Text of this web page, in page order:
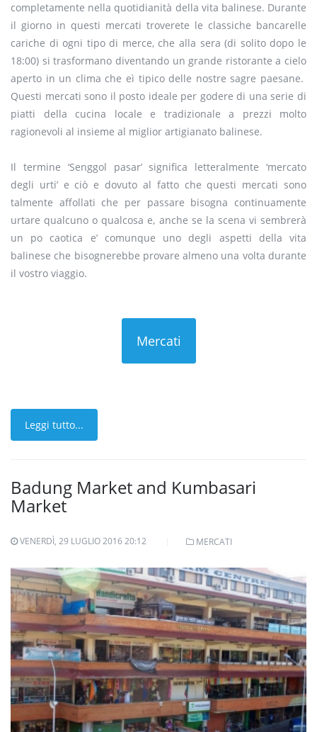
completamente nella quotidianità della vita balinese. Durante
il giorno in questi mercati troverete le classiche bancarelle
cariche di ogni tipo di merce, che alla sera (di solito dopo le
18:00) si trasformano diventando un grande ristorante a cielo
aperto in un clima che eì tipico delle nostre sagre paesane.
Questi mercati sono il posto ideale per godere di una serie di
piatti della cucina locale e tradizionale a prezzi molto
ragionevoli al insieme al miglior artigianato balinese.
Il termine ‘Senggol pasar’ significa letteralmente ‘mercato
degli urti’ e ciò e dovuto al fatto che questi mercati sono
talmente affollati che per passare bisogna continuamente
urtare qualcuno o qualcosa e, anche se la scena vi sembrerà
un po caotica e’ comunque uno degli aspetti della vita
balinese che bisognerebbe provare almeno una volta durante
il vostro viaggio.
Mercati
Leggi tutto...
Badung Market and Kumbasari
Market
VENERDÌ, 29 LUGLIO 2016 20:12 MERCATI